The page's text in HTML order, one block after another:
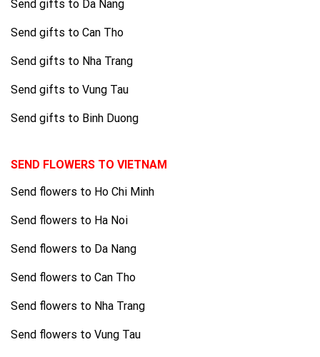
Send gifts to Da Nang
Send gifts to Can Tho
Send gifts to Nha Trang
Send gifts to Vung Tau
Send gifts to Binh Duong
SEND FLOWERS TO VIETNAM
Send flowers to Ho Chi Minh
Send flowers to Ha Noi
Send flowers to Da Nang
Send flowers to Can Tho
Send flowers to Nha Trang
Send flowers to Vung Tau